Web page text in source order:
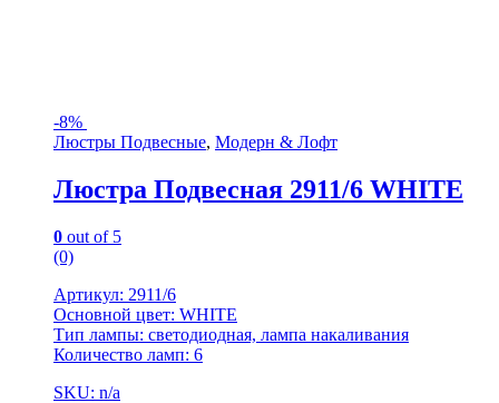
-8%
Люстры Подвесные, Модерн & Лофт
Люстра Подвесная 2911/6 WHITE
0 out of 5
(0)
Артикул: 2911/6
Основной цвет: WHITE
Тип лампы: светодиодная, лампа накаливания
Количество ламп: 6
SKU: n/a